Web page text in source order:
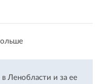
Ленобласти и за ее